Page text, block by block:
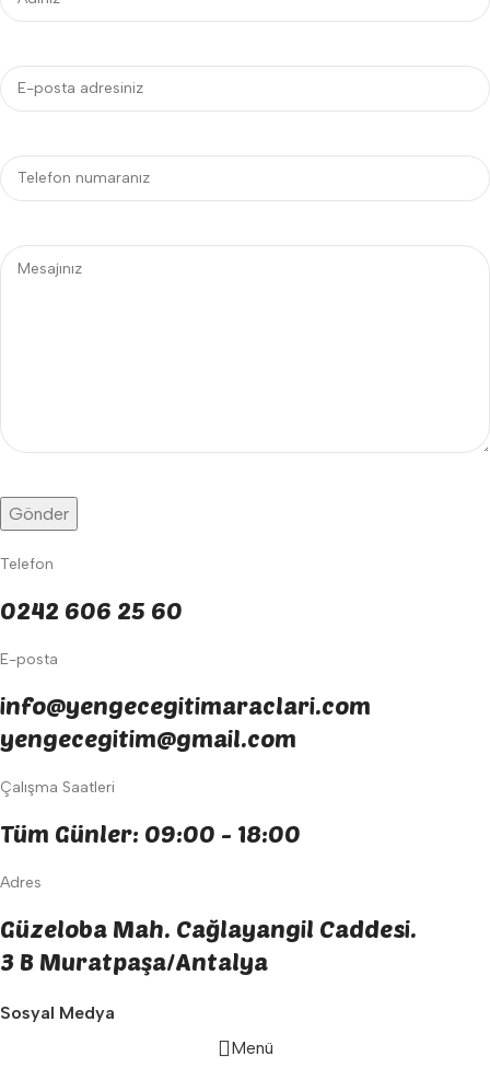
Telefon
0242 606 25 60
E-posta
info@yengecegitimaraclari.com
yengecegitim@gmail.com
Çalışma Saatleri
Tüm Günler: 09:00 - 18:00
Adres
Güzeloba Mah. Cağlayangil Caddesi.
3 B Muratpaşa/Antalya
Sosyal Medya
Menü